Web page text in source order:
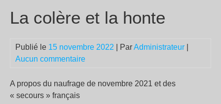
La colère et la honte
Publié le 15 novembre 2022 | ParAdministrateur
Aucun commentaire
A propos du naufrage de novembre 2021 et des
« secours » français